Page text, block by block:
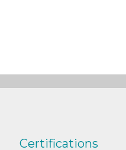
Certifications